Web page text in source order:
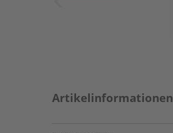
Artikelinformationen